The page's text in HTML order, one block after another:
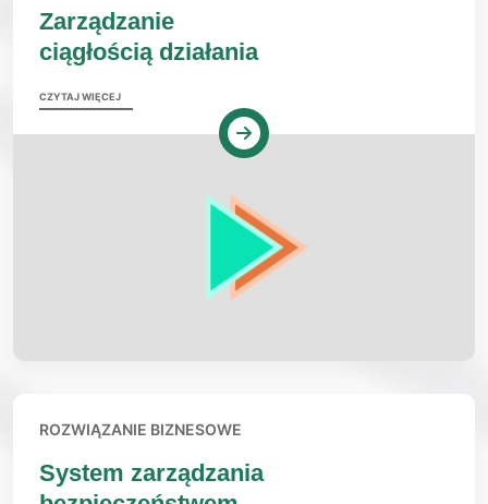
Zarządzanie
ciągłością działania
CZYTAJ WIĘCEJ
ROZWIĄZANIE BIZNESOWE
System zarządzania